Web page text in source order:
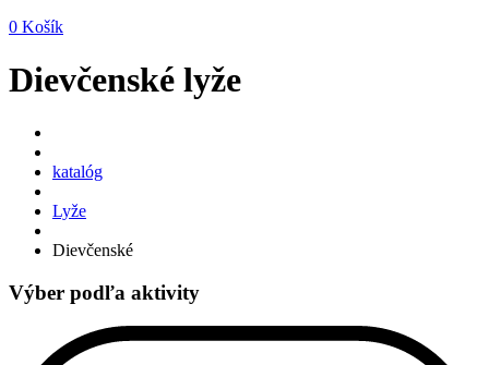
0 Košík
Dievčenské lyže
katalóg
Lyže
Dievčenské
Výber podľa aktivity